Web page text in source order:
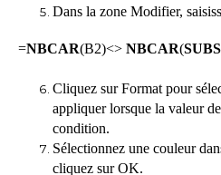
Dans la zone Modifier,
=NBCAR(B2)<> NBCAR(
Cliquez sur Format pour
appliquer lorsque la valeur
condition.
Sélectionnez une couleur
cliquez sur OK.